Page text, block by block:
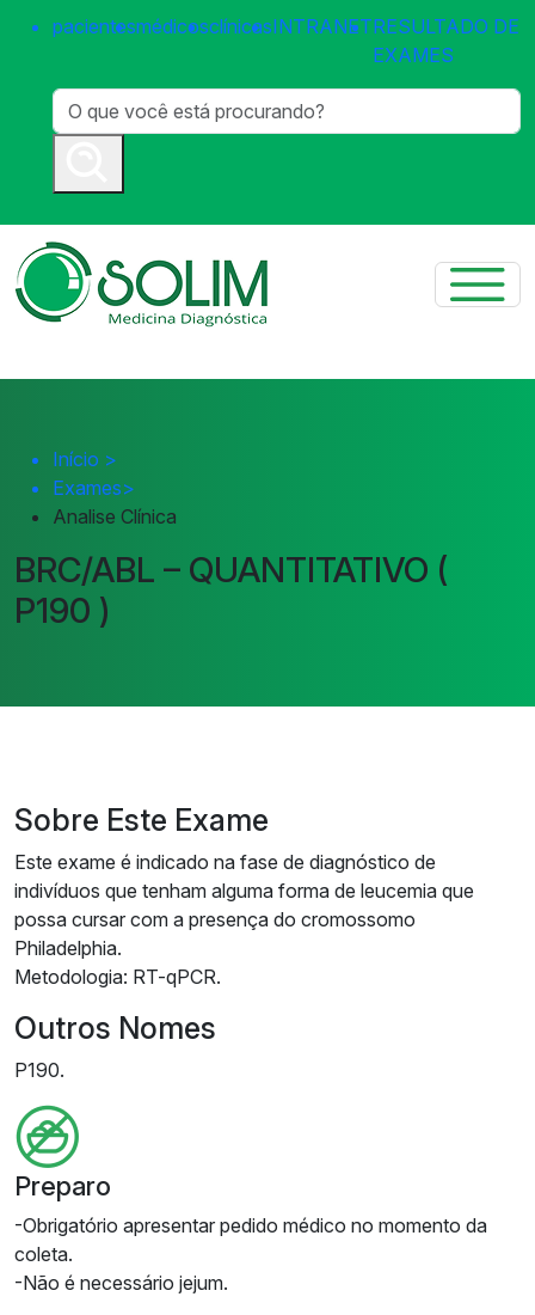
pacientesmédicosclínicasINTRANETRESULTADO DE
EXAMES
Início >
Exames>
Analise Clínica
BRC/ABL – QUANTITATIVO (
P190 )
Sobre Este Exame
Este exame é indicado na fase de diagnóstico de
indivíduos que tenham alguma forma de leucemia que
possa cursar com a presença do cromossomo
Philadelphia.
Metodologia: RT-qPCR.
Outros Nomes
P190.
Preparo
-Obrigatório apresentar pedido médico no momento da
coleta.
-Não é necessário jejum.